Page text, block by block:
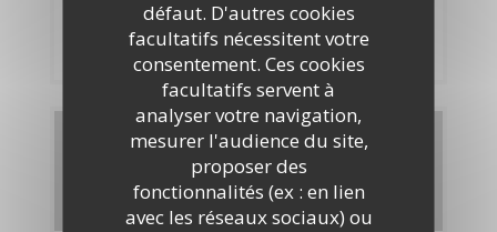
défaut. D'autres cookies
facultatifs nécessitent votre
consentement. Ces cookies
facultatifs servent à
analyser votre navigation,
mesurer l'audience du site,
proposer des
fonctionnalités (ex : en lien
avec les réseaux sociaux) ou
RÉSERVER
Cartes & Menus
DÉCOUVRIR NOTRE CARTE